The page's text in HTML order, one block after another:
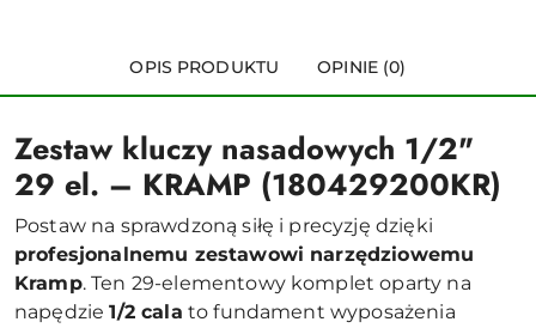
OPIS PRODUKTU OPINIE (0)
Zestaw kluczy nasadowych 1/2"
29 el. – KRAMP (180429200KR)
Postaw na sprawdzoną siłę i precyzję dzięki
profesjonalnemu zestawowi narzędziowemu
Kramp. Ten 29-elementowy komplet oparty na
napędzie1/2 cala to fundament wyposażenia